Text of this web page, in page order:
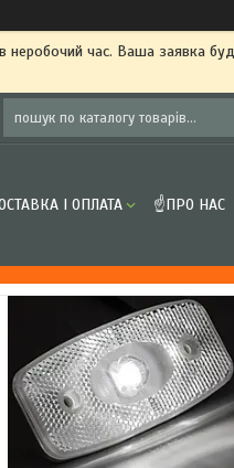
неробочий час. Ваша заявка
І ОПЛАТА ☝ПРО НАС